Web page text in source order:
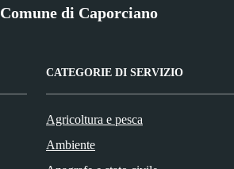
Comune di Caporciano
CATEGORIE DI SERVIZIO
Agricoltura e pesca
Ambiente